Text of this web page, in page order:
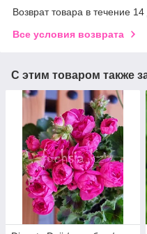
Возврат товара в течение
Все условия возврата
С этим товаром также